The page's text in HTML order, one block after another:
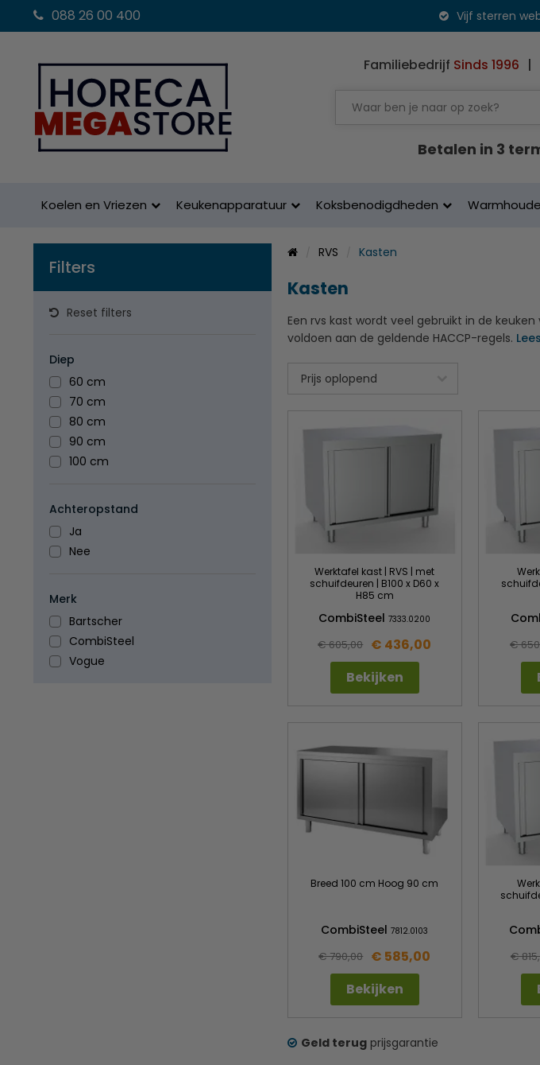
088 26 00 400 Vijf sterren
Familiebedrijf Sinds 1996 |
Betalen in 3
Koelen en Vriezen Keukenapparatuur Koksbenodigdheden
Filters
Reset filters
Diep
60 cm
70 cm
80 cm
90 cm
100 cm
Achteropstand
Ja
Nee
Merk
Bartscher
CombiSteel
Vogue
RVS Kasten
Kasten
Een rvs kast wordt veel gebruikt in de
voldoen aan de geldende HACCP-regels.
Werktafel kast | RVS | met
schuifdeuren | B100 x D60 x
H85 cm
CombiSteel7333.0200
€ 605,00 € 436,00
Bekijken
€
Breed 100 cm Hoog 90 cm
CombiSteel7812.0103
€ 790,00 € 585,00
Bekijken
€
Geld terugprijsgarantie